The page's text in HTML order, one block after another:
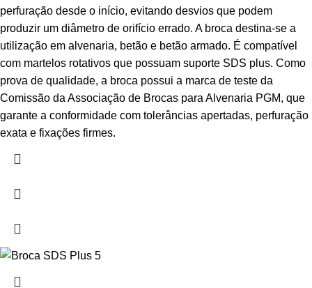
perfuração desde o início, evitando desvios que podem
produzir um diâmetro de orifício errado. A broca destina-se a
utilização em alvenaria, betão e betão armado. É compatível
com martelos rotativos que possuam suporte SDS plus. Como
prova de qualidade, a broca possui a marca de teste da
Comissão da Associação de Brocas para Alvenaria PGM, que
garante a conformidade com tolerâncias apertadas, perfuração
exata e fixações firmes.